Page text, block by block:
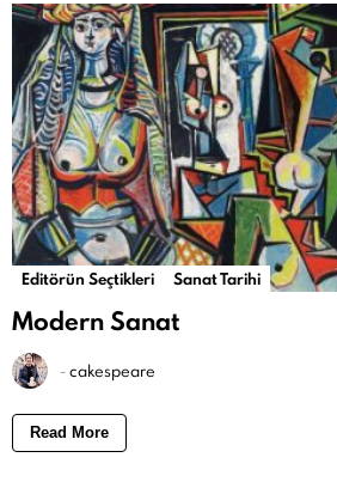
Editörün Seçtikleri Sanat Tarihi
Modern Sanat
-cakespeare
Read More